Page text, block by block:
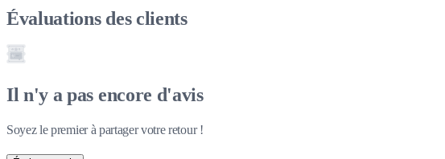
Évaluations des clients
Il n'y a pas encore d'avis
Soyez le premier à partager votre retour !